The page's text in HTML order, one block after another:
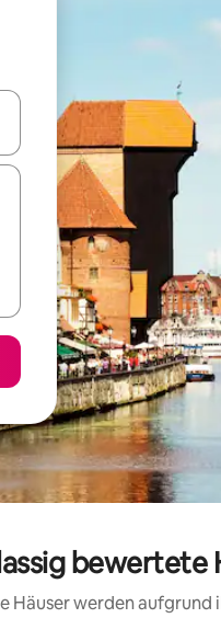
nach oben und
bewertete
Häuser werden